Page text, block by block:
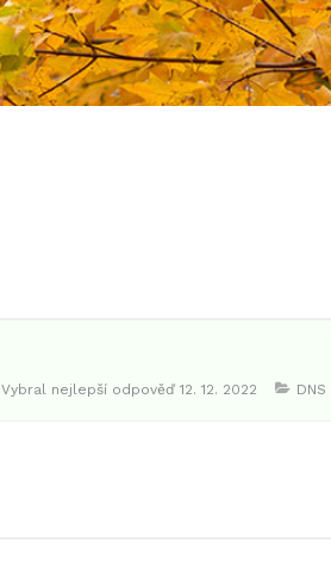
Vybral nejlepší odpověď 12. 12. 2022 DNS